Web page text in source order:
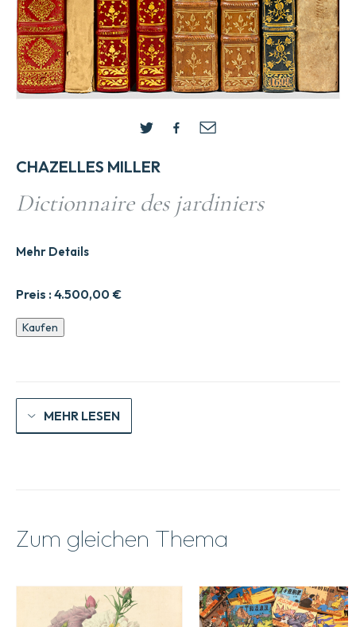
CHAZELLES MILLER
Dictionnaire des jardiniers
Preis :4.500,00 €
Mehr Details
Dictionnaire
des
Kaufen
MEHR LESEN
Zum gleichen Thema